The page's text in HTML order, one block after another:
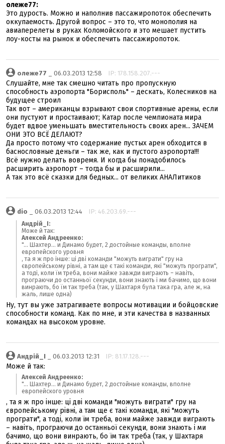
олеже77:
Это дурость. Можно и наполнив пассажиропоток обеспечить
оккупаемость. Другой вопрос – это то, что монополия на
авиаперелеты в руках Коломойского и это мешает пустить
лоу-косты на рынок и обеспечить пассажиропоток.
олеже77 _ 06.03.2013 12:58 IP: 178.158.207.---
Слушайте, мне так смешно читать про пропускную
способность аэропорта "Борисполь" – дескать, Колесников на
будущее строил
Так вот – американцы взрывают свои спортивные арены, если
они пустуют и простаивают; Катар после чемпионата мира
будет вдвое уменьшать вместительность своих арен... ЗАЧЕМ
ОНИ ЭТО ВСЁ ДЕЛАЮТ?
Да просто потому что содержание пустых арен обходится в
баснословные деньги – так же, как и пустого аэропорта!!!
Всё нужно делать вовремя. И когда бы понадобилось
расширить аэропорт – тогда бы и расширили...
А так это всё сказки для бедных... от великих АНАЛитиков
dio _ 06.03.2013 12:44 IP: 46.203.69.---
Андрій_І:
Може й так:
Алексей Андреенко:
"... Шахтер... и Динамо будет, 2 достойные команды, вполне
европейского уровня
, та я ж про інше: ці дві команди "можуть виграти" гру на
європейському рівні, а там ще є такі команди, які "можуть програти",
а тоді, коли їм треба, вони майже завжди виграють – навіть,
програючи до останньої секунди, вони знають і ми бачимо, що вони
винрають, бо їм так треба (так, у Шахтаря була така гра, але ж, на
жаль, лише одна)
Ну, тут вы уже затрагиваете вопросы мотивации и бойцовские
способности команд. Как по мне, и эти качества в названных
командах на высоком уровне.
Андрій_І _ 06.03.2013 12:31 IP: 81.17.128.---
Може й так:
Алексей Андреенко:
"... Шахтер... и Динамо будет, 2 достойные команды, вполне
европейского уровня
, та я ж про інше: ці дві команди "можуть виграти" гру на
європейському рівні, а там ще є такі команди, які "можуть
програти", а тоді, коли їм треба, вони майже завжди виграють
– навіть, програючи до останньої секунди, вони знають і ми
бачимо, що вони винрають, бо їм так треба (так, у Шахтаря